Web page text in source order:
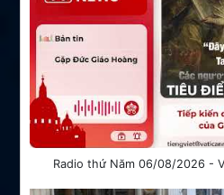
Radio thứ Năm 06/08/2026 -